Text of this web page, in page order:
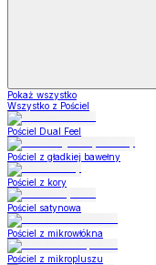
Pokaż wszystko
Wszystko z Pościel
Pościel Dual Feel
Pościel z gładkiej bawełny
Pościel z kory
Pościel satynowa
Pościel z mikrowłókna
Pościel z mikropluszu